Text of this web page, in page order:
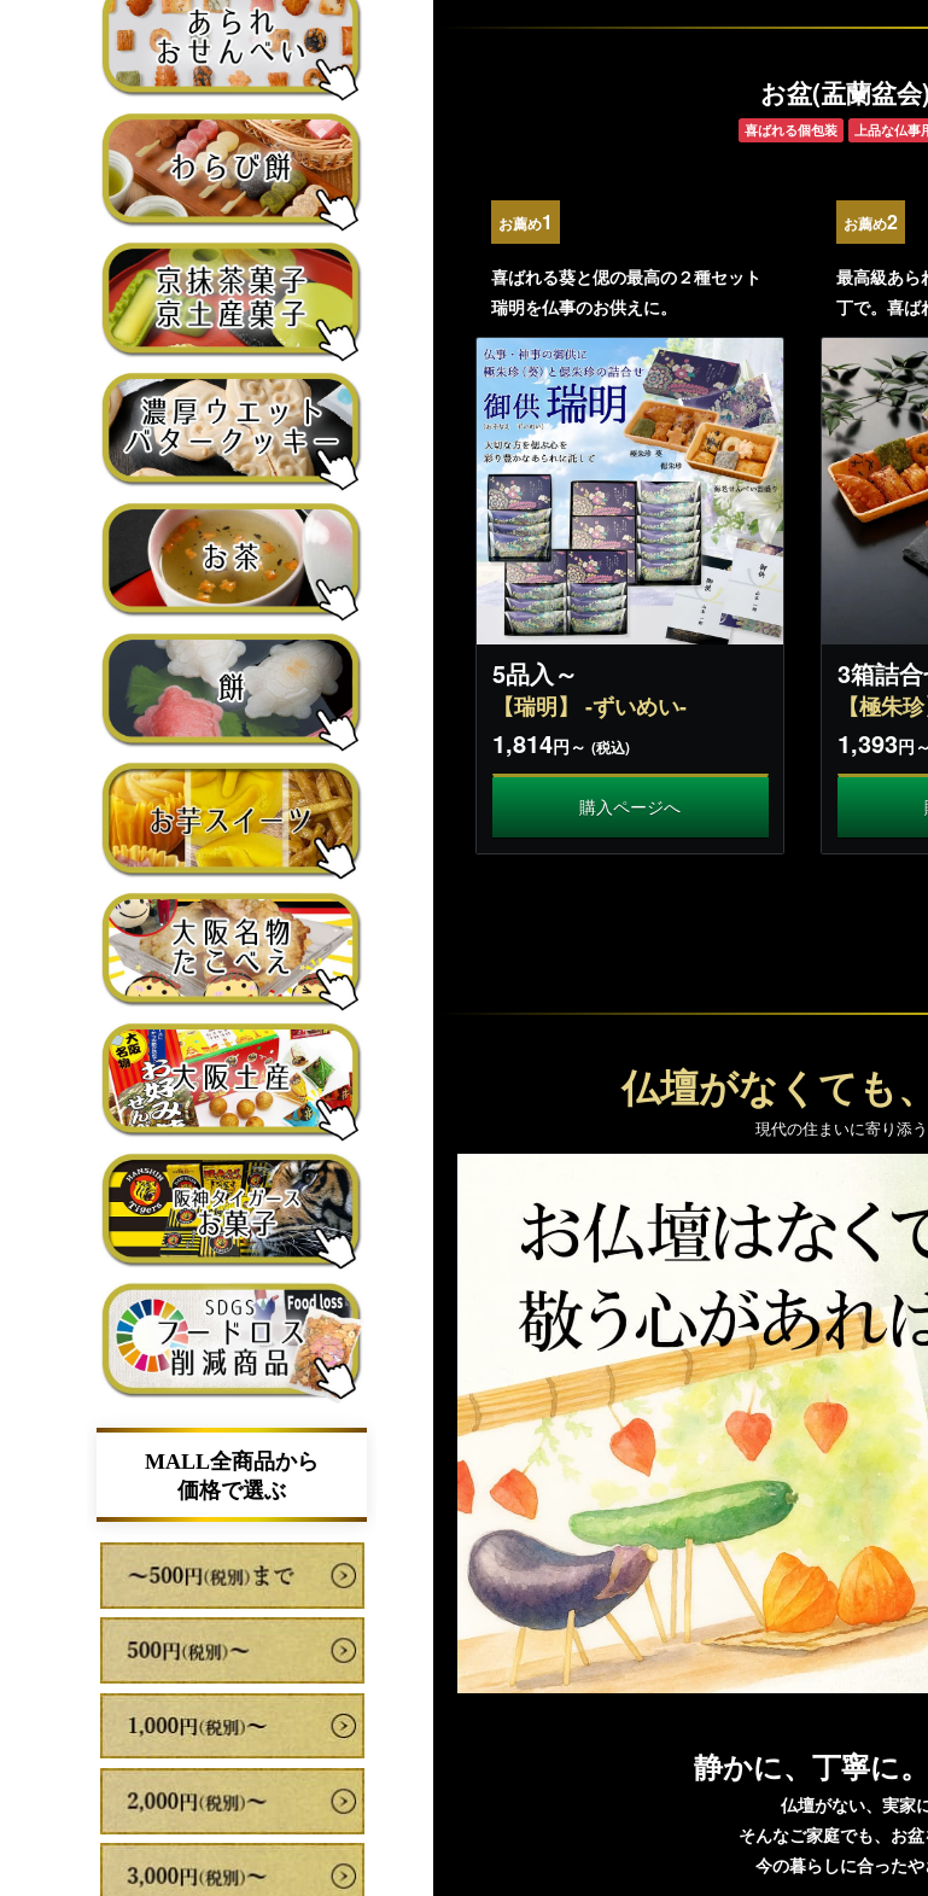
MALL全商品から
価格で選ぶ
お盆(盂蘭盆
喜ばれる個包装 上品な仏事
お薦め1
喜ばれる葵と偲の最高の２種セット
瑞明を仏事のお供えに。
5品入～
【瑞明】 -ずいめい-
1,814円～ (税込)
購入ページへ
お薦め2
最高級あら
丁で。喜ば
3箱詰合
【極朱
1,393円～
仏壇がなくても
現代の住まいに寄り添
静かに、丁寧に
仏壇がない、実家
そんなご家庭でも、お
今の暮らしに合ったや